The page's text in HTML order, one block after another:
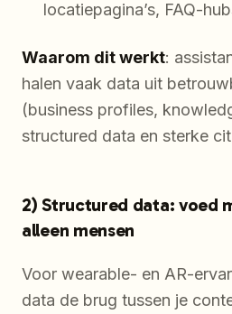
locatiepagina’s, FAQ-
Waarom dit werkt:
halen vaak data uit
(business profiles,
structured data en sterke
2) Structured data: voed
alleen mensen
Voor wearable- en AR-
data de brug tussen je